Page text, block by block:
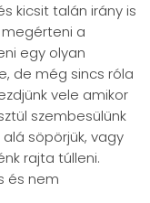
kicsit talán irány is
a
egy olyan
de még sincs róla
vele amikor
szembesülünk
söpörjük, vagy
rajta túlleni.
és nem